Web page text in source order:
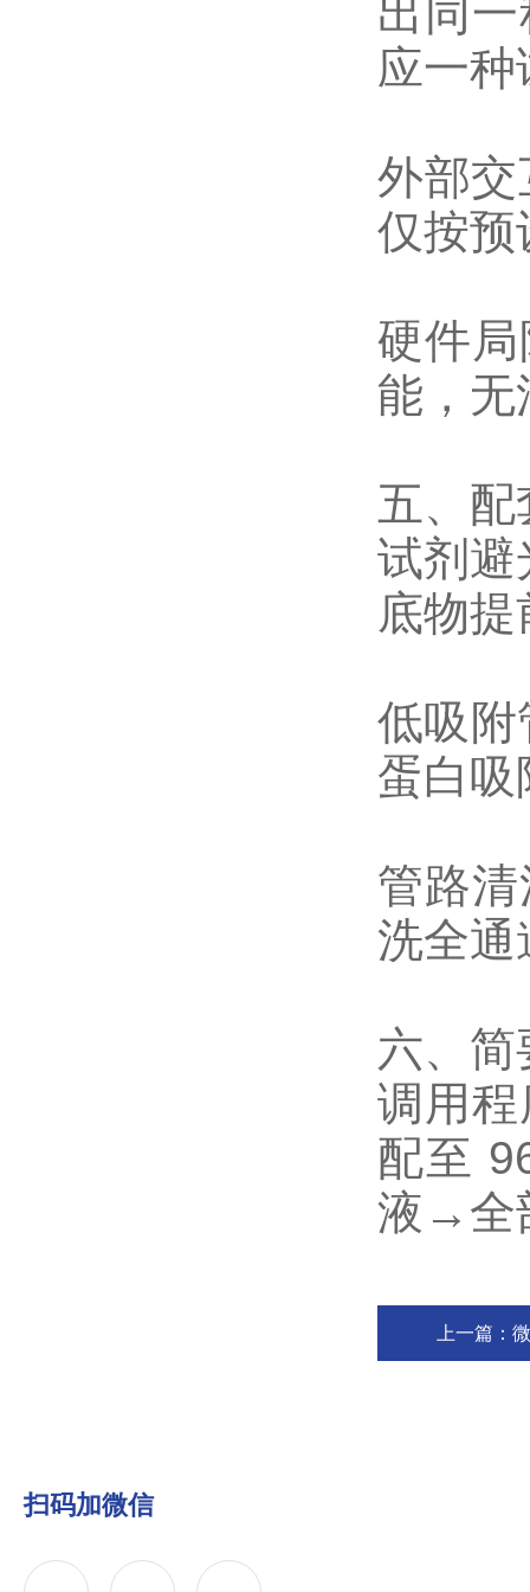
出同
应一种
外部交
仅按预
硬件
能，无
五、
试剂避
底物
低吸附
蛋白吸
管路
洗全通
六、简
调用
配至
液→全
上一篇：
扫码加微信